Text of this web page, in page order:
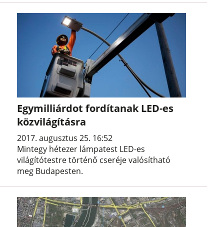
Egymilliárdot fordítanak LED-es
közvilágításra
2017. augusztus 25. 16:52
Mintegy hétezer lámpatest LED-es
világítótestre történő cseréje valósítható
meg Budapesten.